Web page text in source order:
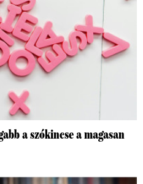
a szókincse a magasan